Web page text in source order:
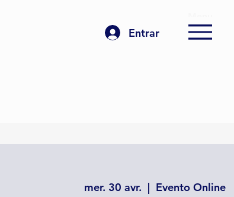
Entrar
mer. 30 avr.
  |
Evento Online